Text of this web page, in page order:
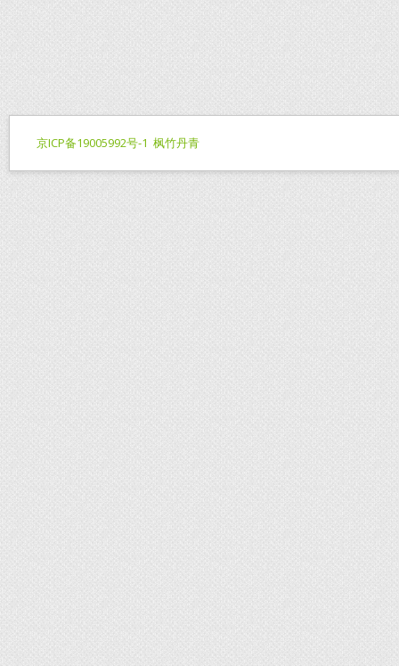
京ICP备19005992号-1 枫竹丹青